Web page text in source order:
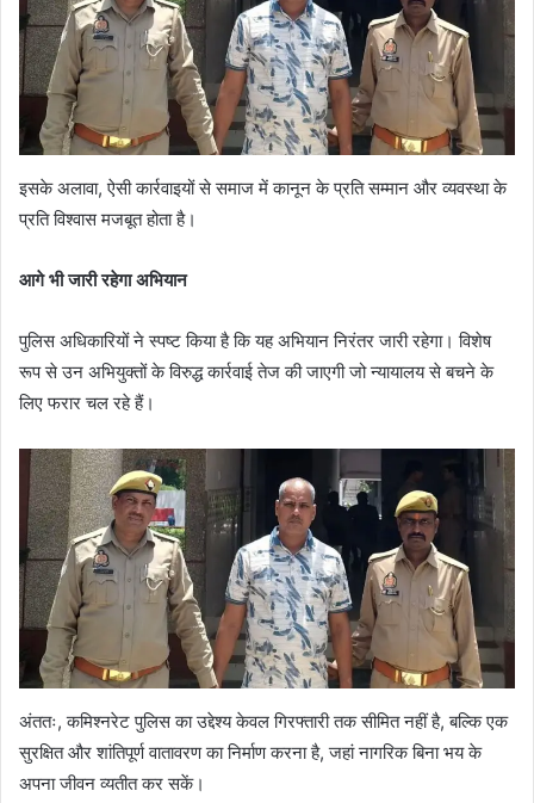
इसके अलावा, ऐसी कार्रवाइयों से समाज में कानून के प्रति सम्मान और व्यवस्था के
प्रति विश्वास मजबूत होता है।
आगे भी जारी रहेगा अभियान
पुलिस अधिकारियों ने स्पष्ट किया है कि यह अभियान निरंतर जारी रहेगा। विशेष
रूप से उन अभियुक्तों के विरुद्ध कार्रवाई तेज की जाएगी जो न्यायालय से बचने के
लिए फरार चल रहे हैं।
अंततः, कमिश्नरेट पुलिस का उद्देश्य केवल गिरफ्तारी तक सीमित नहीं है, बल्कि एक
सुरक्षित और शांतिपूर्ण वातावरण का निर्माण करना है, जहां नागरिक बिना भय के
अपना जीवन व्यतीत कर सकें।